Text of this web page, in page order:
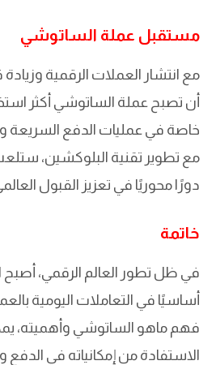
مستقبل عملة الساتوشي
مع انتشار العملات الرقمية
أن تصبح عملة الساتوشي أكثر
خاصة في عمليات الدفع السريعة
مع تطوير تقنية البلوكشين،
دورًا محوريًا في تعزيز القبول
خاتمة
في ظل تطور العالم الرقمي،
أساسيًا في التعاملات اليومية
فهم ماهو الساتوشي وأهميته،
الاستفادة من إمكانياته في